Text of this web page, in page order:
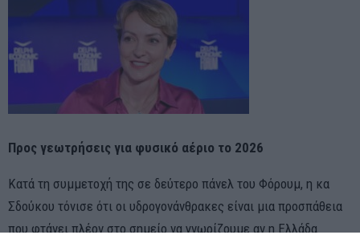
Προς γεωτρήσεις για φυσικό αέριο το 2026
Κατά τη συμμετοχή της σε δεύτερο πάνελ του Φόρουμ, η κα
Σδούκου τόνισε ότι οι υδρογονάνθρακες είναι μια προσπάθεια
που φτάνει πλέον στο σημείο να γνωρίζουμε αν η Ελλάδα